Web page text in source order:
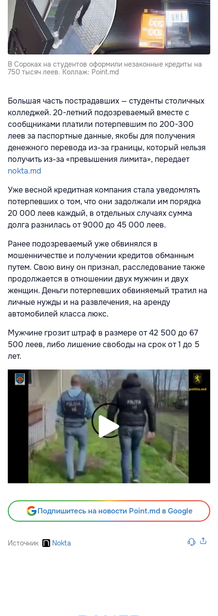
В Сороках на студентов оформили незаконные кредиты на
750 тысяч леев. Коллаж: Point.md
Большая часть пострадавших — студенты столичных
колледжей. 20-летний подозреваемый вместе с
сообщниками платили потерпевшим по 200-300
леев за паспортные данные, якобы для получения
денежного перевода из-за границы, который нельзя
получить из-за «превышения лимита», передает
nokta.md
Уже весной кредитная компания стала уведомлять
потерпевших о том, что они задолжали им порядка
20 000 леев каждый, в отдельных случаях сумма
долга разнилась от 9000 до 45 000 леев.
Ранее подозреваемый уже обвинялся в
мошенничестве и получении кредитов обманным
путем. Свою вину он признал, расследование также
продолжается в отношении двух мужчин и двух
женщин. Деньги потерпевших обвиняемый тратил на
личные нужды и на развлечения, на аренду
автомобилей класса люкс.
Мужчине грозит штраф в размере от 42 500 до 67
500 леев, либо лишение свободы на срок от 1 до 5
лет.
Подпишитесь на новости Point.md в Google
Источник Nokta